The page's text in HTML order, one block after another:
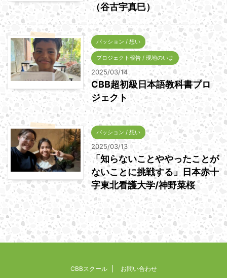
（谷古宇真巳）
パッション / 想い
プロジェクト報告 / 現地のいま
2025/03/14
CBB超初級日本語教科書プロ
ジェクト
パッション / 想い
2025/03/13
「知らないことややったことが
ないことに挑戦する」日本赤十
字東北看護大学/神野菜桜
CBBスクール お問い合わせ